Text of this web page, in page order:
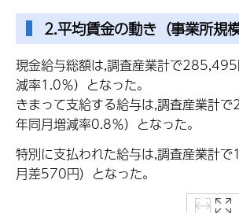
2.平均賃金の動き（事業所規
現金給与総額は,調査産業計で
減率1.0％）となった。
きまって支給する給与は,調査産業計
年同月増減率0.8％）となった。
特別に支払われた給与は,調査産業計
月差570円）となった。